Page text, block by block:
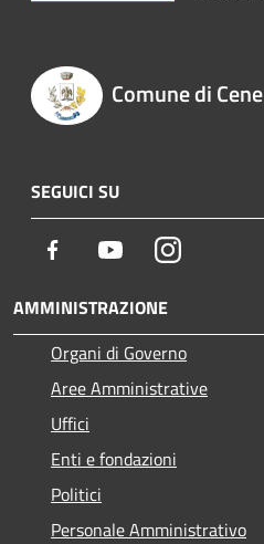
Comune di Cene
SEGUICI SU
Facebook YoutubeInstagram
AMMINISTRAZIONE
Organi di Governo
Aree Amministrative
Uffici
Enti e fondazioni
Politici
Personale Amministrativo